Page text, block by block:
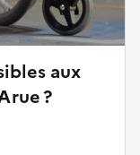
aux
?